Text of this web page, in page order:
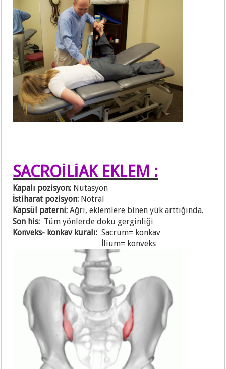
SACROİLİAK EKLEM :
Kapalı pozisyon: Nutasyon
İstiharat pozisyon: Nötral
Kapsül paterni: Ağrı, eklemlere binen yük arttığında.
Son his: Tüm yönlerde doku gerginliği
Konveks- konkav kuralı: Sacrum= konkav
İlium= konveks